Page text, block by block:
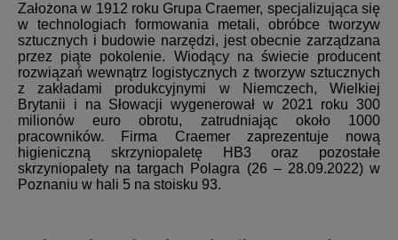
Założona w 1912 roku Grupa Craemer, specjalizująca się
w technologiach formowania metali, obróbce tworzyw
sztucznych i budowie narzędzi, jest obecnie zarządzana
przez piąte pokolenie. Wiodący na świecie producent
rozwiązań wewnątrz logistycznych z tworzyw sztucznych
z zakładami produkcyjnymi w Niemczech, Wielkiej
Brytanii i na Słowacji wygenerował w 2021 roku 300
milionów euro obrotu, zatrudniając około 1000
pracowników. Firma Craemer zaprezentuje nową
higieniczną skrzyniopaletę HB3 oraz pozostałe
skrzyniopalety na targach Polagra (26 – 28.09.2022) w
Poznaniu w hali 5 na stoisku 93.